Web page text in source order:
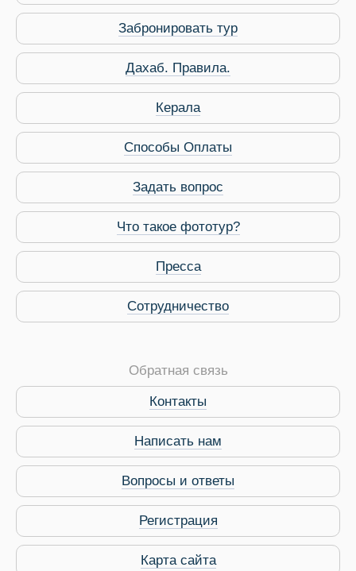
Забронировать тур
Дахаб. Правила.
Керала
Способы Оплаты
Задать вопрос
Что такое фототур?
Пресса
Сотрудничество
Обратная связь
Контакты
Написать нам
Вопросы и ответы
Регистрация
Карта сайта